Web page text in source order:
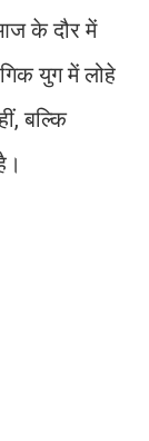
के दौर में
युग में लोहे
बल्कि